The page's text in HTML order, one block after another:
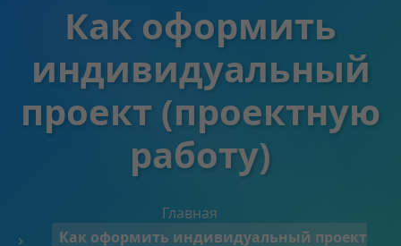
Как оформить
индивидуальный
проект (проектную
работу)
Главная
Как оформить индивидуальный проект